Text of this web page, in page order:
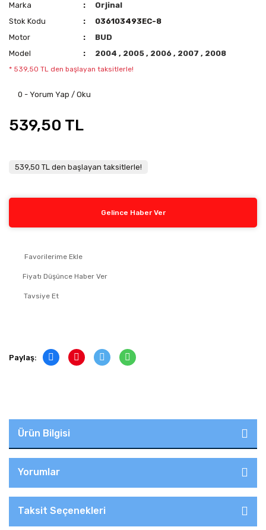
Marka
Orjinal
Stok Kodu
036103493EC-8
Motor
BUD
Model
2004, 2005, 2006, 2007, 2008
* 539,50 TL den başlayan taksitlerle!
0 - Yorum Yap / Oku
539,50 TL
539,50 TL den başlayan taksitlerle!
Gelince Haber Ver
Fiyatı Düşünce Haber Ver
Tavsiye Et
Paylaş:
Ürün Bilgisi
Yorumlar
Taksit Seçenekleri